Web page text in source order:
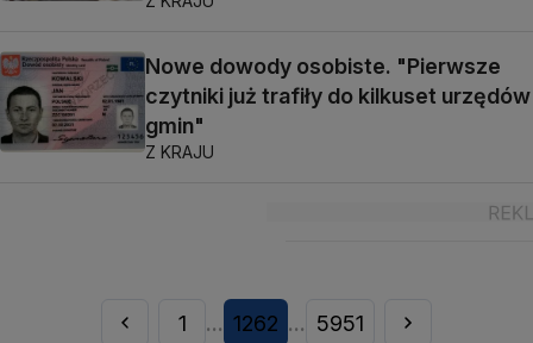
Nowe dowody osobiste. "Pierwsze
czytniki już trafiły do kilkuset urzędów
gmin"
Z KRAJU
1 ... 1262 ... 5951